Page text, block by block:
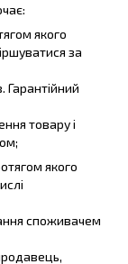
якого
за
товару і
якого
споживачем